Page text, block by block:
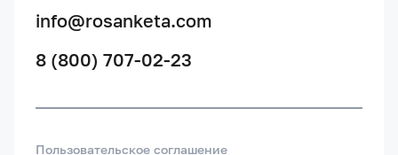
info@rosanketa.com
8 (800) 707-02-23
Пользовательское соглашение